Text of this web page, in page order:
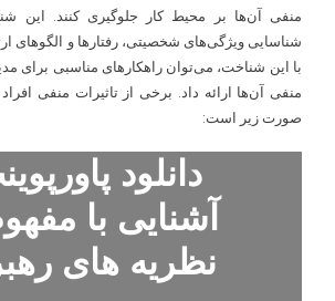
منفی آن‌ها بر محیط کار جلوگیری کنند. این
شناسایی ویژگی‌های شخصیتی، رفتارها و الگوهای
با این شناخت، می‌توان راهکارهای مناسبی برای
منفی آن‌ها ارائه داد. برخی از تاثیرات منفی
صورت زیر است:
دانلود
آشنایی با
نظریه های